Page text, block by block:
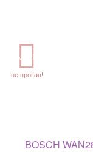
АКЦІЯ
не проґав!
BOSCH